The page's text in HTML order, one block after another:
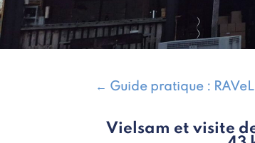
← Guide pratique :
Vielsam et visite